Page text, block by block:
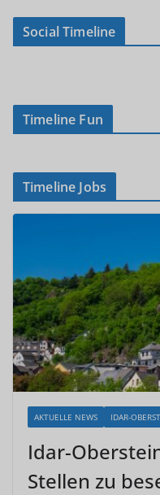
Social Timeline
Timeline Fun
Timeline Jobs
AKTUELLE NEWS IDAR-
Idar-
Stellen zu